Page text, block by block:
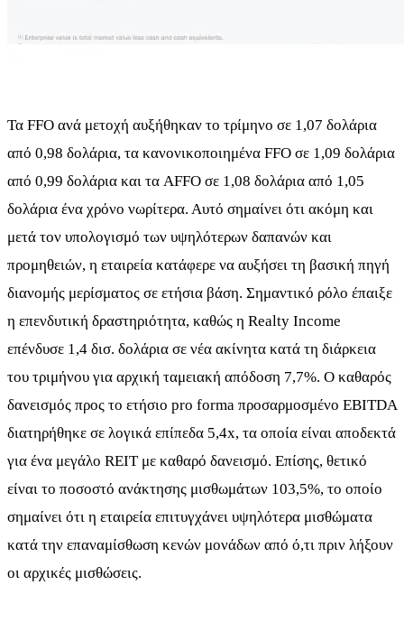
Τα FFO ανά μετοχή αυξήθηκαν το τρίμηνο σε 1,07 δολάρια
από 0,98 δολάρια, τα κανονικοποιημένα FFO σε 1,09 δολάρια
από 0,99 δολάρια και τα AFFO σε 1,08 δολάρια από 1,05
δολάρια ένα χρόνο νωρίτερα. Αυτό σημαίνει ότι ακόμη και
μετά τον υπολογισμό των υψηλότερων δαπανών και
προμηθειών, η εταιρεία κατάφερε να αυξήσει τη βασική πηγή
διανομής μερίσματος σε ετήσια βάση. Σημαντικό ρόλο έπαιξε
η επενδυτική δραστηριότητα, καθώς η Realty Income
επένδυσε 1,4 δισ. δολάρια σε νέα ακίνητα κατά τη διάρκεια
του τριμήνου για αρχική ταμειακή απόδοση 7,7%. Ο καθαρός
δανεισμός προς το ετήσιο pro forma προσαρμοσμένο EBITDA
διατηρήθηκε σε λογικά επίπεδα 5,4x, τα οποία είναι αποδεκτά
για ένα μεγάλο REIT με καθαρό δανεισμό. Επίσης, θετικό
είναι το ποσοστό ανάκτησης μισθωμάτων 103,5%, το οποίο
σημαίνει ότι η εταιρεία επιτυγχάνει υψηλότερα μισθώματα
κατά την επαναμίσθωση κενών μονάδων από ό,τι πριν λήξουν
οι αρχικές μισθώσεις.